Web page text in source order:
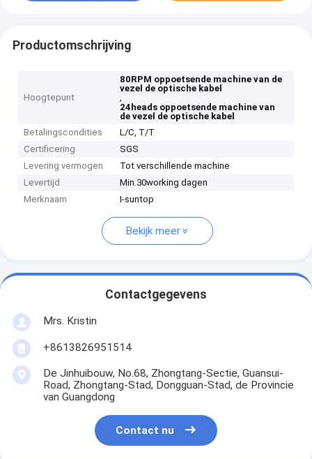
Productomschrijving
Hoogtepunt
80RPM oppoetsende machine van de
vezel de optische kabel
,
24heads oppoetsende machine van
de vezel de optische kabel
Betalingscondities
L/C, T/T
Certificering
SGS
Levering vermogen
Tot verschillende machine
Levertijd
Min.30working dagen
Merknaam
I-suntop
Bekijk meer
Contactgegevens
Mrs. Kristin
+8613826951514
De Jinhuibouw, No.68, Zhongtang-Sectie, Guansui-
Road, Zhongtang-Stad, Dongguan-Stad, de Provincie
van Guangdong
Contact nu